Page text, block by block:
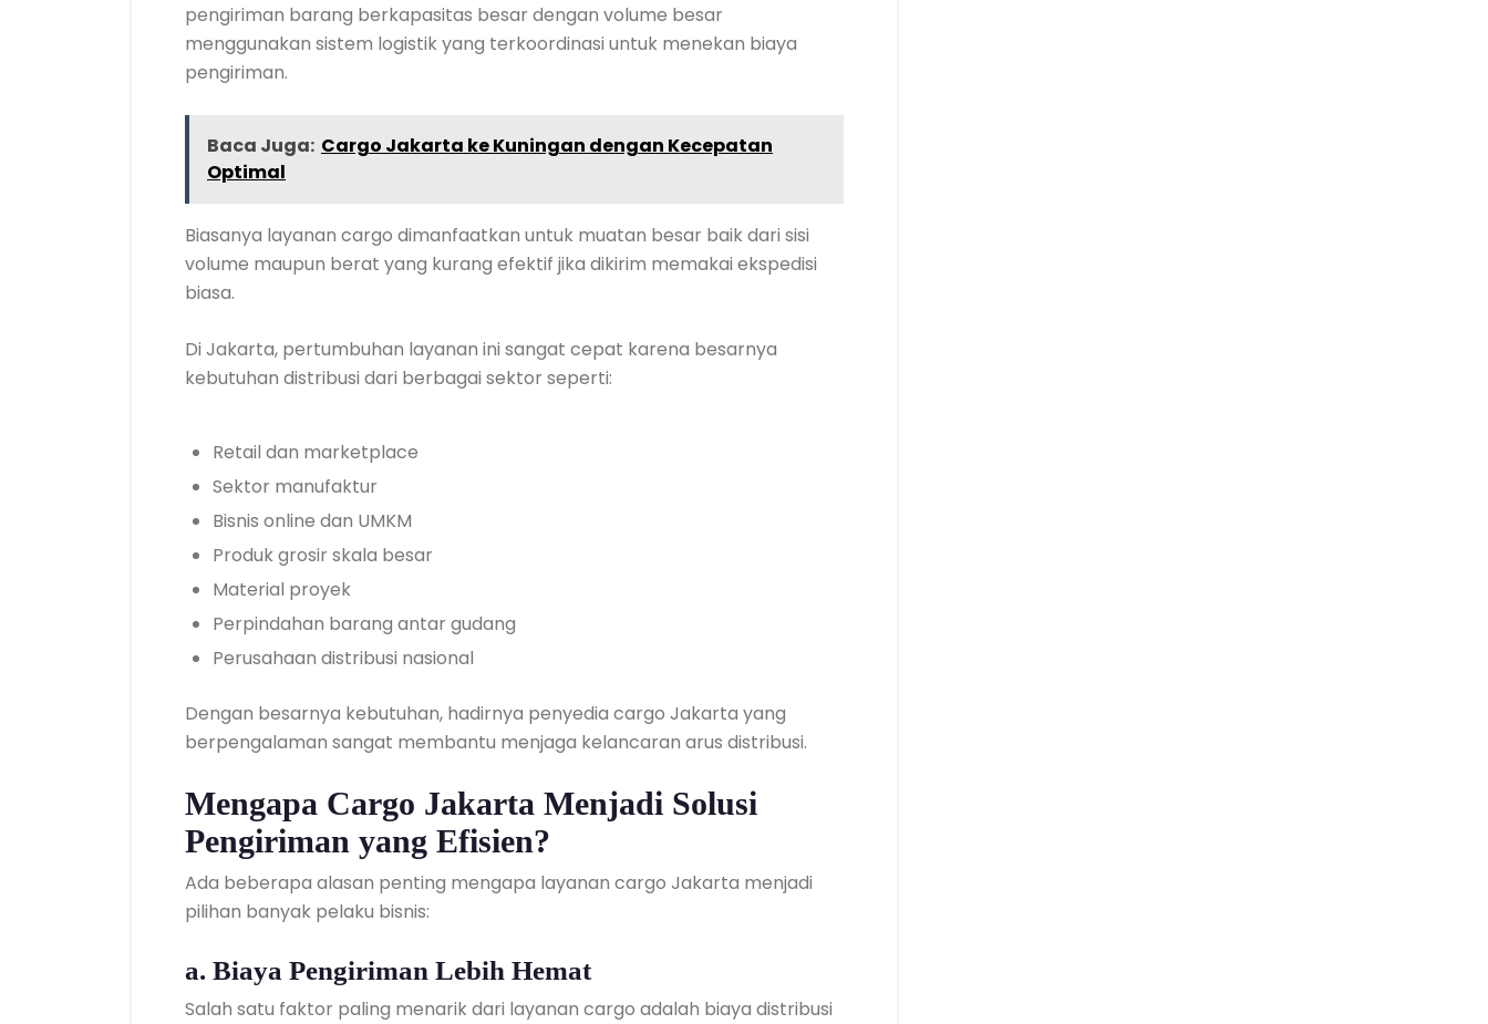
pengiriman barang berkapasitas besar dengan volume besar
menggunakan sistem logistik yang terkoordinasi untuk menekan biaya
pengiriman.
Baca Juga: Cargo Jakarta ke Kuningan dengan Kecepatan
Optimal
Biasanya layanan cargo dimanfaatkan untuk muatan besar baik dari sisi
volume maupun berat yang kurang efektif jika dikirim memakai ekspedisi
biasa.
Di Jakarta, pertumbuhan layanan ini sangat cepat karena besarnya
kebutuhan distribusi dari berbagai sektor seperti:
Retail dan marketplace
Sektor manufaktur
Bisnis online dan UMKM
Produk grosir skala besar
Material proyek
Perpindahan barang antar gudang
Perusahaan distribusi nasional
Dengan besarnya kebutuhan, hadirnya penyedia cargo Jakarta yang
berpengalaman sangat membantu menjaga kelancaran arus distribusi.
Mengapa Cargo Jakarta Menjadi Solusi
Pengiriman yang Efisien?
Ada beberapa alasan penting mengapa layanan cargo Jakarta menjadi
pilihan banyak pelaku bisnis:
a. Biaya Pengiriman Lebih Hemat
Salah satu faktor paling menarik dari layanan cargo adalah biaya distribusi